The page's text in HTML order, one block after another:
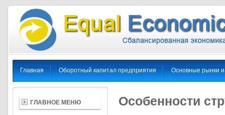
Главная Оборотный капитал предприятия Основные рынки и
Особенности
ГЛАВНОЕ МЕНЮ